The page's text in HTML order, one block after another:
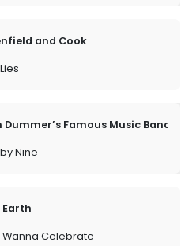
and Cook
Dummer’s Famous Music Band
Nine
Earth
Wanna Celebrate